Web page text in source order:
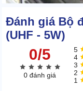
Đánh giá Bộ
(UHF - 5W)
0/5
0 đánh giá
5
4
3
2
1